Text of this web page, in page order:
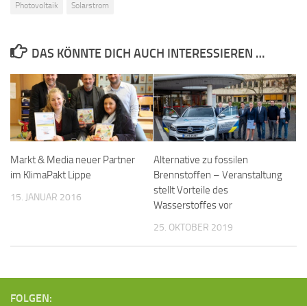
Photovoltaik
Solarstrom
DAS KÖNNTE DICH AUCH INTERESSIEREN …
Markt & Media neuer Partner
im KlimaPakt Lippe
15. JANUAR 2016
Alternative zu fossilen
Brennstoffen – Veranstaltung
stellt Vorteile des
Wasserstoffes vor
25. OKTOBER 2019
FOLGEN: